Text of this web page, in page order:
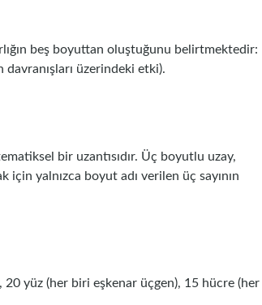
beş boyuttan oluştuğunu belirtmektedir:
üzerindeki etki).
bir uzantısıdır. Üç boyutlu uzay,
yalnızca boyut adı verilen üç sayının
yüz (her biri eşkenar üçgen), 15 hücre (her